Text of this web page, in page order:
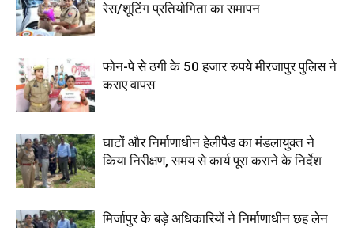
रेस/शूटिंग प्रतियोगिता का समापन
फोन-पे से ठगी के 50 हजार रुपये मीरजापुर पुलिस ने
कराए वापस
घाटों और निर्माणाधीन हेलीपैड का मंडलायुक्त ने
किया निरीक्षण, समय से कार्य पूरा कराने के निर्देश
मिर्जापुर के बड़े अधिकारियों ने निर्माणाधीन छह लेन